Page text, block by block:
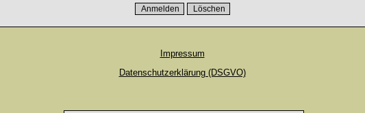
Impressum
Datenschutzerklärung (DSGVO)